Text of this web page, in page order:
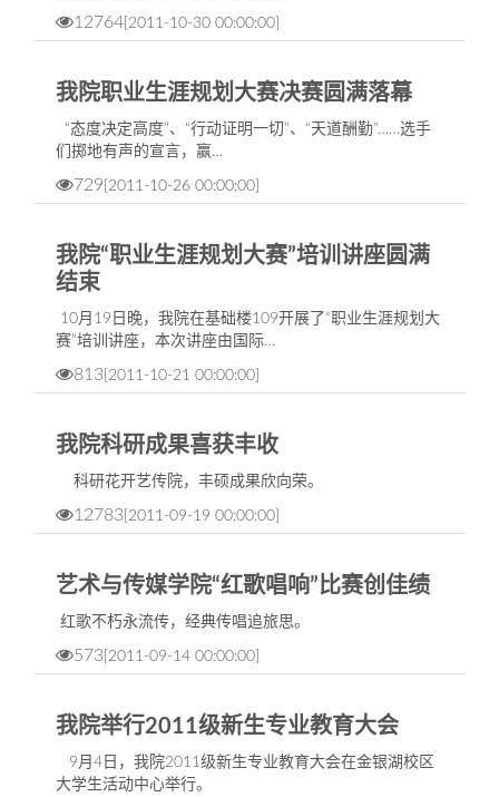
12764 [2011-10-30 00:00:00]
我院职业生涯规划大赛决赛圆满落幕
“态度决定高度”、“行动证明一切”、“天道酬勤”……选手
们掷地有声的宣言，赢…
729 [2011-10-26 00:00:00]
我院“职业生涯规划大赛”培训讲座圆满
结束
10月19日晚，我院在基础楼109开展了“职业生涯规划大
赛”培训讲座，本次讲座由国际…
813 [2011-10-21 00:00:00]
我院科研成果喜获丰收
科研花开艺传院，丰硕成果欣向荣。
12783 [2011-09-19 00:00:00]
艺术与传媒学院“红歌唱响”比赛创佳绩
红歌不朽永流传，经典传唱追旅思。
573 [2011-09-14 00:00:00]
我院举行2011级新生专业教育大会
9月4日，我院2011级新生专业教育大会在金银湖校区
大学生活动中心举行。